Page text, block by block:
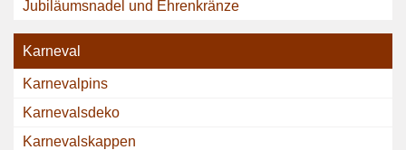
Jubiläumsnadel und Ehrenkränze
Karneval
Karnevalpins
Karnevalsdeko
Karnevalskappen